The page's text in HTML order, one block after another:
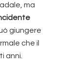
ma
giungere
che il
anni.